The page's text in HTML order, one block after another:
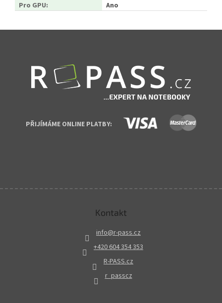
Pro GPU: Ano
PŘIJÍMÁME ONLINE PLATBY:
Kontakt
info@r-pass.cz
+420 604 354 353
R-PASS.cz
r_passcz